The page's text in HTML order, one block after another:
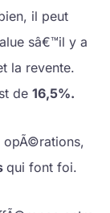
il peut
sâ€™il y a
la revente.
de 16,5%.
opÃ©rations,
qui font foi.